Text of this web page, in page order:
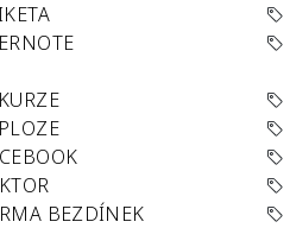
BEZDÍNEK